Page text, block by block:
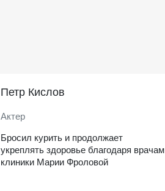
Петр Кислов
Актер
Бросил курить и продолжает
укреплять здоровье благодаря врачам
клиники Марии Фроловой